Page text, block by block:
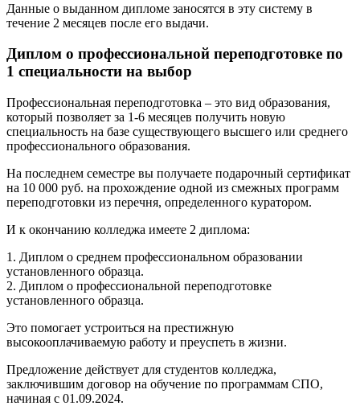
Данные о выданном дипломе заносятся в эту систему в
течение 2 месяцев после его выдачи.
Диплом о профессиональной переподготовке по
1 специальности на выбор
Профессиональная переподготовка – это вид образования,
который позволяет за 1-6 месяцев получить новую
специальность на базе существующего высшего или среднего
профессионального образования.
На последнем семестре вы получаете подарочный сертификат
на 10 000 руб. на прохождение одной из смежных программ
переподготовки из перечня, определенного куратором.
И к окончанию колледжа имеете 2 диплома:
1. Диплом о среднем профессиональном образовании
установленного образца.
2. Диплом о профессиональной переподготовке
установленного образца.
Это помогает устроиться на престижную
высокооплачиваемую работу и преуспеть в жизни.
Предложение действует для студентов колледжа,
заключившим договор на обучение по программам СПО,
начиная с 01.09.2024.